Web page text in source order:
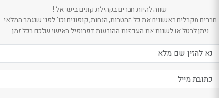
שווה להיות חברים בקהילת קונים בישראל !
חברים מקבלים ראשונים את כל ההטבות, הנחות, קופונים וכו' לפני שנגמר המלאי.
ניתן לבטל או לשנות את העדפות ההודעות דפרופיל האישי שלכם בכל זמן.